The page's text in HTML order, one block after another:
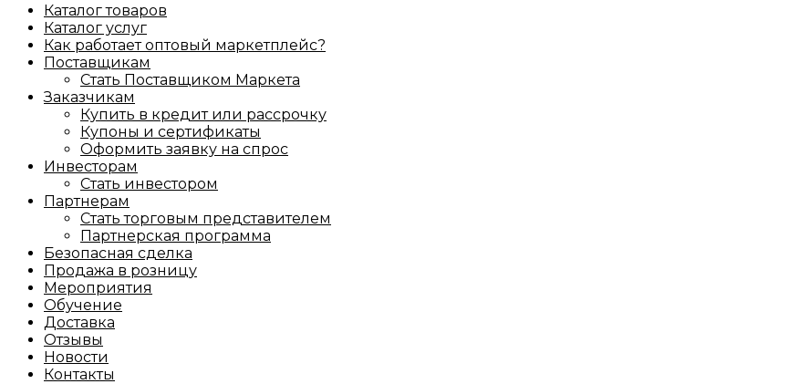
Каталог товаров
Каталог услуг
Как работает оптовый маркетплейс?
Поставщикам
Стать Поставщиком Маркета
Заказчикам
Купить в кредит или рассрочку
Купоны и сертификаты
Оформить заявку на спрос
Инвесторам
Стать инвестором
Партнерам
Стать торговым представителем
Партнерская программа
Безопасная сделка
Продажа в розницу
Мероприятия
Обучение
Доставка
Отзывы
Новости
Контакты